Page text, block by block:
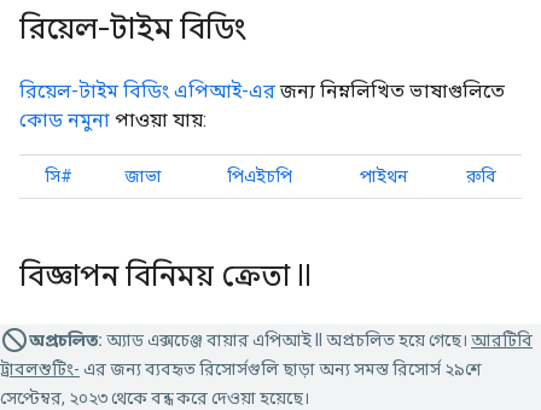
রিয়েল-টাইম বিডিং
রিয়েল-টাইম বিডিং এপিআই-এরজন্য নিম্নলিখিত ভাষাগুলিতে
কোড নমুনা পাওয়া যায়:
সি# জাভা পিএইচপি পাইথন রুবি
বিজ্ঞাপন বিনিময় ক্রেতা II
অপ্রচলিত: অ্যাড এক্সচেঞ্জ বায়ার এপিআই II অপ্রচলিত হয়ে গেছে। আরটিবি
ট্রাবলশুটিং- এর জন্য ব্যবহৃত রিসোর্সগুলি ছাড়া অন্য সমস্ত রিসোর্স ২৯শে
সেপ্টেম্বর, ২০২৩ থেকে বন্ধ করে দেওয়া হয়েছে।